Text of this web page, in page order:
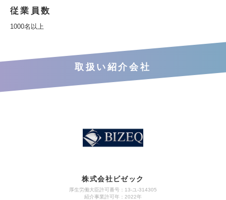
従業員数
1000名以上
取扱い紹介会社
株式会社ビゼック
厚生労働大臣許可番号：13-ユ-314305
紹介事業許可年：2022年